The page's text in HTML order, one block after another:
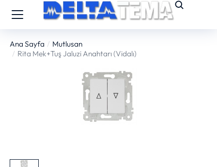
You are here:
Ana Sayfa
Mutlusan
Rita Mek+Tuş Jaluzi Anahtarı (Vidalı)